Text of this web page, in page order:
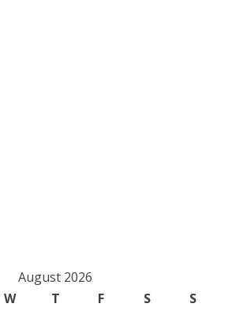
August 2026
W T F S
S